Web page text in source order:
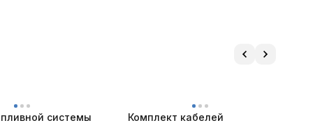
системы
Комплект кабелей